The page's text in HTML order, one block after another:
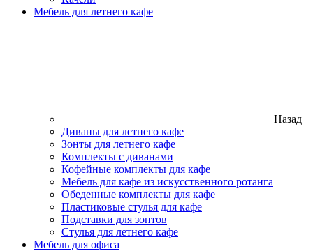
Мебель для летнего кафе
Назад
Диваны для летнего кафе
Зонты для летнего кафе
Комплекты с диванами
Кофейные комплекты для кафе
Мебель для кафе из искусственного ротанга
Обеденные комплекты для кафе
Пластиковые стулья для кафе
Подставки для зонтов
Стулья для летнего кафе
Мебель для офиса